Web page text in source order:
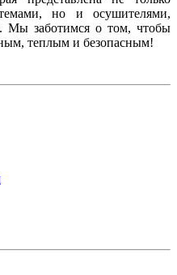
но и осушителями,
Мы заботимся о том, чтобы
теплым и безопасным!